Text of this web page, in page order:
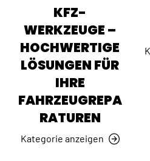
KFZ-
WERKZEUGE –
HOCHWERTIGE
LÖSUNGEN FÜR
IHRE
FAHRZEUGREPA
RATUREN
Kategorie anzeigen